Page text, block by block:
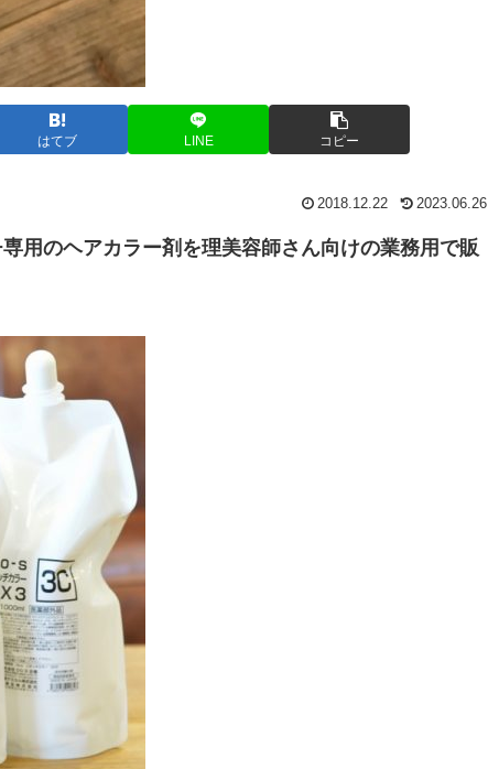
はてブ LINE コピー
2018.12.22 2023.06.26
用のヘアカラー剤を理美容師さん向けの業務用で販